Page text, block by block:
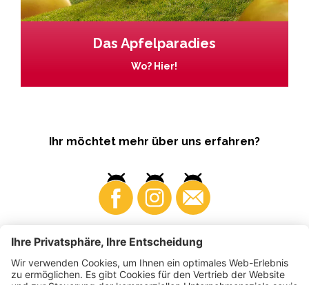
Das Apfelparadies
Wo? Hier!
Ihr möchtet mehr über uns erfahren?
Business Produzenten